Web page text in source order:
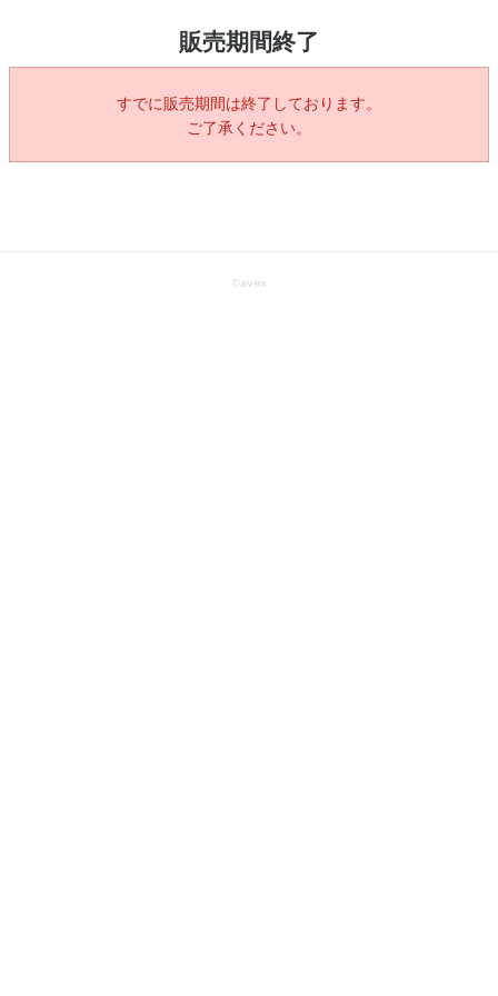
販売期間終了
すでに販売期間は終了しております。
ご了承ください。
© avex